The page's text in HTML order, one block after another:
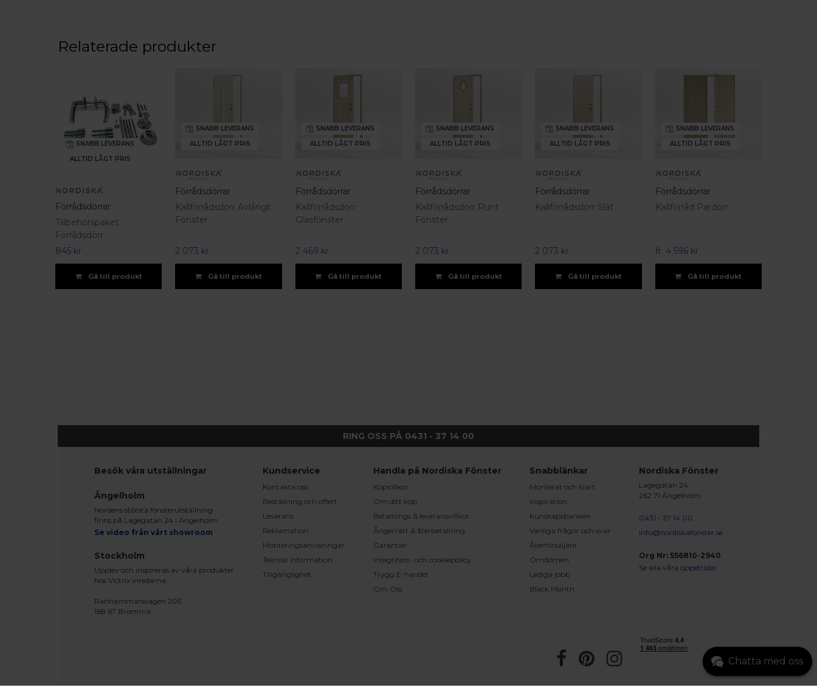
Relaterade produkter
SNABB LEVERANS
ALLTID LÅGT PRIS
Förrådsdörrar
Tillbehörspaket
Förrådsdörr
845 kr
Gå till produkt
SNABB LEVERANS
ALLTID LÅGT PRIS
Förrådsdörrar
Kallförrådsdörr Avlångt
Fönster
2 073 kr
Gå till produkt
SNABB LEVERANS
ALLTID LÅGT PRIS
Förrådsdörrar
Kallförrådsdörr
Glasfönster
2 469 kr
Gå till produkt
SNABB LEVERANS
ALLTID LÅGT PRIS
Förrådsdörrar
Kallförrådsdörr Runt
Fönster
2 073 kr
Gå till produkt
SNABB LEVERANS
ALLTID LÅGT PRIS
Förrådsdörrar
Kallförrådsdörr Slät
2 073 kr
Gå till produkt
SNABB LEVERANS
ALLTID LÅGT PRIS
Förrådsdörrar
Kallförråd Pardörr
fr. 4 596 kr
Gå till produkt
RING OSS PÅ 0431 - 37 14 00
Besök våra utställningar
Ängelholm
Nordens största fönsterutställning
finns på Lagegatan 24 i Ängelholm
Se video från vårt showroom
Stockholm
Upplev och inspireras av våra produkter
hos Victrix inredarna.
Ranhammarsvägen 20E
168 67 Bromma
Kundservice
Kontakta oss
Beställning och offert
Leverans
Reklamation
Monteringsanvisningar
Teknisk information
Tillgänglighet
Handla på Nordiska Fönster
Köpvillkor
Om ditt köp
Betalnings & leveransvillkor
Ångerrätt & återbetalning
Garantier
Integritets- och cookiepolicy
Trygg E-handel
Om Oss
Snabblänkar
Monterat och klart
Inspiration
Kunskapsbanken
Vanliga frågor och svar
Återförsäljare
Omdömen
Lediga jobb
Black Month
Nordiska Fönster
Lagegatan 24
262 71 Ängelholm
0431 - 37 14 00
info@nordiskafonster.se
Org Nr: 556810-2940
Se alla våra öppettider
Chatta med oss